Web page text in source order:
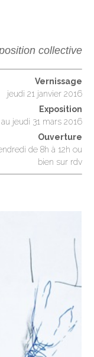
collective
Vernissage
jeudi 21 janvier 2016
Exposition
jeudi 31 mars 2016
Ouverture
de 8h à 12h ou
bien sur rdv